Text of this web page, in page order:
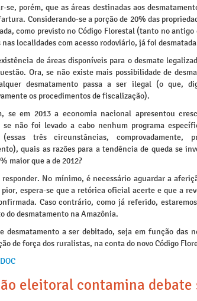
se, porém, que as áreas destinadas aos
Considerando-se a porção de 20% das
como previsto no Código Florestal (tanto no
nas localidades com acesso rodoviário, já foi
de áreas disponíveis para o desmate
Ora, se não existe mais possibilidade de
desmatamento passa a ser ilegal (o que,
os procedimentos de fiscalização).
se em 2013 a economia nacional apresentou
se não foi levado a cabo nenhum programa
(essas três circunstâncias, comprovadamente,
quais as razões para a tendência de queda se
maior que a de 2012?
No mínimo, é necessário aguardar a
espera-se que a retórica oficial acerte e que a
Caso contrário, como já referido,
do desmatamento na Amazônia.
desmatamento a ser debitado, seja em função das
de força dos ruralistas, na conta do novo Código
eleitoral contamina debate